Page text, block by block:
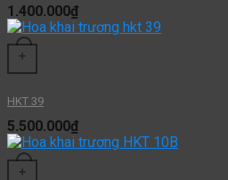
1.400.000₫
+
HKT 39
5.500.000₫
+